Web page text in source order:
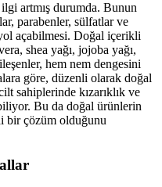
artmış durumda. Bunun
parabenler, sülfatlar ve
açabilmesi. Doğal içerikli
shea yağı, jojoba yağı,
hem nem dengesini
göre, düzenli olarak doğal
sahiplerinde kızarıklık ve
Bu da doğal ürünlerin
bir çözüm olduğunu